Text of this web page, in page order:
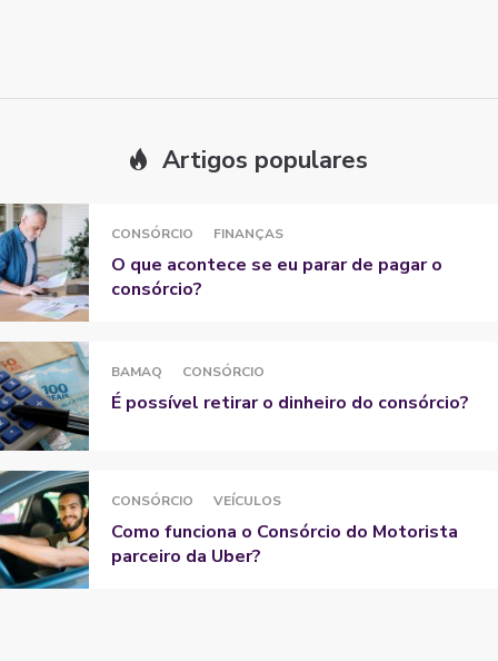
Artigos populares
CONSÓRCIO FINANÇAS
O que acontece se eu parar de pagar o
consórcio?
BAMAQ CONSÓRCIO
É possível retirar o dinheiro do consórcio?
CONSÓRCIO VEÍCULOS
Como funciona o Consórcio do Motorista
parceiro da Uber?